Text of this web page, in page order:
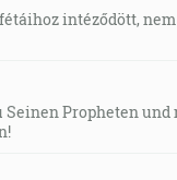
intéződött,
Seinen Propheten